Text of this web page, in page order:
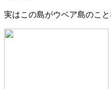
実はこの島がウベア島のこ